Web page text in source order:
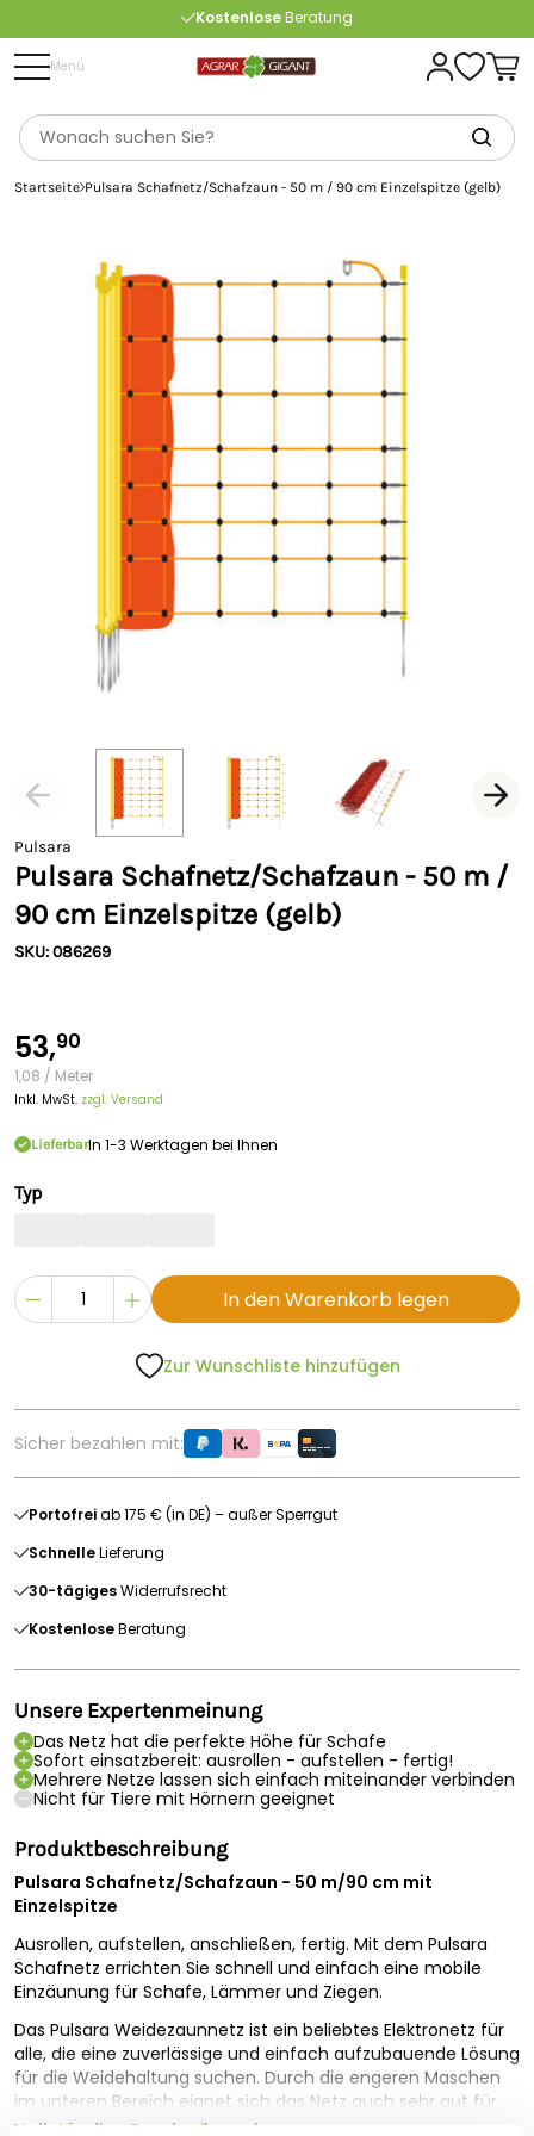
KostenloseBeratung
ab 175 € (in DE) – außer Sperrgut
Menü
Startseite Pulsara Schafnetz/Schafzaun - 50 m / 90 cm Einzelspitze (gelb)
Pulsara
Pulsara Schafnetz/Schafzaun - 50 m /
90 cm Einzelspitze (gelb)
SKU: 086269
53,90
1,08 / Meter
Inkl. MwSt. zzgl. Versand
LieferbarIn 1-3 Werktagen bei Ihnen
Typ
In den Warenkorb legen
Zur Wunschliste hinzufügen
Sicher bezahlen mit:
Portofreiab 175 € (in DE) – außer Sperrgut
SchnelleLieferung
30-tägigesWiderrufsrecht
KostenloseBeratung
Unsere Expertenmeinung
Das Netz hat die perfekte Höhe für Schafe
Sofort einsatzbereit: ausrollen - aufstellen - fertig!
Mehrere Netze lassen sich einfach miteinander verbinden
Nicht für Tiere mit Hörnern geeignet
Produktbeschreibung
Pulsara Schafnetz/Schafzaun - 50 m/90 cm mit
Einzelspitze
Ausrollen, aufstellen, anschließen, fertig. Mit dem Pulsara
Schafnetz errichten Sie schnell und einfach eine mobile
Einzäunung für Schafe, Lämmer und Ziegen.
Das Pulsara Weidezaunnetz ist ein beliebtes Elektronetz für
alle, die eine zuverlässige und einfach aufzubauende Lösung
für die Weidehaltung suchen. Durch die engeren Maschen
im unteren Bereich eignet sich das Netz auch sehr gut für
Lämmer und kleinere Tiere. Die orangefarbene Litze sorgt
Vollständige Beschreibung lesen